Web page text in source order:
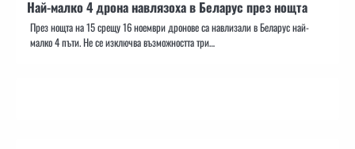
Най-малко 4 дрона навлязоха в Беларус през нощта
През нощта на 15 срещу 16 ноември дронове са навлизали в Беларус най-
малко 4 пъти. Не се изключва възможността три…